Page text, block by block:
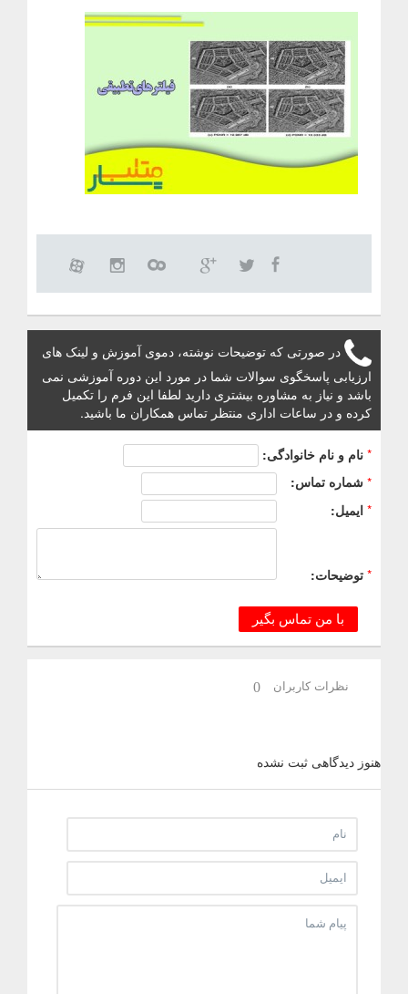
در صورتی که توضیحات نوشته، دموی آموزش و لینک های
ارزیابی پاسخگوی سوالات شما در مورد این دوره آموزشی نمی
باشد و نیاز به مشاوره بیشتری دارید لطفا این فرم را تکمیل
کرده و در ساعات اداری منتظر تماس همکاران ما باشید.
* نام و نام خانوادگی:
* شماره تماس:
* ایمیل:
* توضیحات:
با من تماس بگیر
نظرات کاربران 0
هنوز دیدگاهی ثبت نشده